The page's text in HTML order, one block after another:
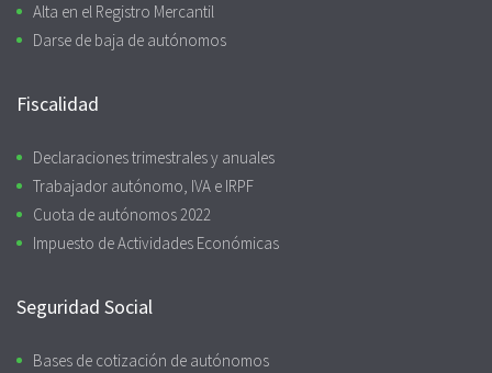
Alta en el Registro Mercantil
Darse de baja de autónomos
Fiscalidad
Declaraciones trimestrales y anuales
Trabajador autónomo, IVA e IRPF
Cuota de autónomos 2022
Impuesto de Actividades Económicas
Seguridad Social
Bases de cotización de autónomos